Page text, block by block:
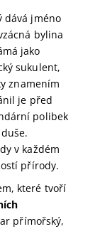
dává jméno
bylina
jako
sukulent,
znamením
je před
polibek
v každém
přírody.
které tvoří
přímořský,